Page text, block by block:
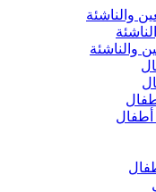
والناشئة
والناشئة
أطفال